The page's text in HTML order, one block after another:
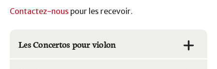
Contactez-nous pour les recevoir.
Les Concertos pour violon